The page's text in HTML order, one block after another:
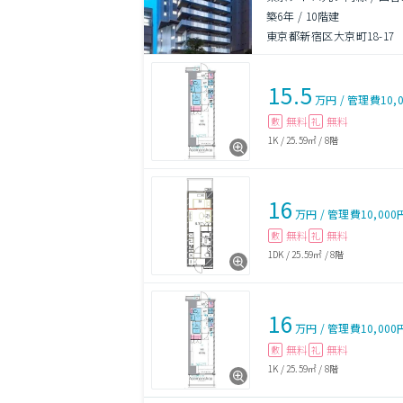
築6年 / 10階建
東京都新宿区大京町18-17
15.5 万円 /管理費
敷 無料 礼 無料
1K / 25.59㎡ / 8階
16 万円 /管理費10,000
敷 無料 礼 無料
1DK / 25.59㎡ /8階
16 万円 /管理費10,000
敷 無料 礼 無料
1K / 25.59㎡ / 8階